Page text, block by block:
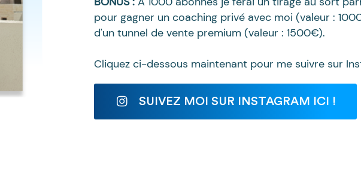
pour gagner un coaching privé avec moi (valeur :
d'un tunnel de vente premium (valeur : 1500€).
Cliquez ci-dessous maintenant pour me suivre sur
SUIVEZ MOI SUR INSTAGRAM ICI !